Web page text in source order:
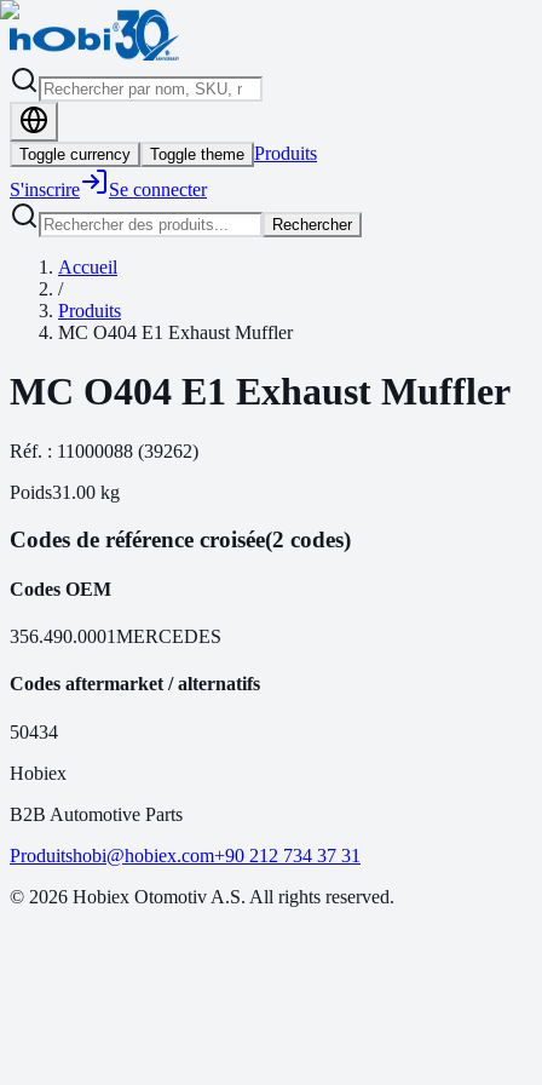
Toggle currency Toggle theme Produits
S'inscrire
Se connecter
Rechercher
Accueil
/
Produits
MC O404 E1 Exhaust Muffler
MC O404 E1 Exhaust Muffler
Réf. : 11000088 (39262)
Poids31.00 kg
Codes de référence croisée(2 codes)
Codes OEM
356.490.0001MERCEDES
Codes aftermarket / alternatifs
50434
Hobiex
B2B Automotive Parts
Produitshobi@hobiex.com+90 212 734 37 31
© 2026 Hobiex Otomotiv A.S. All rights reserved.